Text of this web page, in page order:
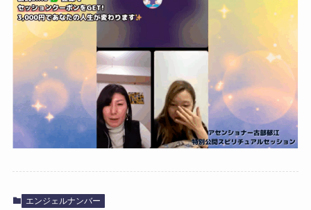
エンジェルナンバー